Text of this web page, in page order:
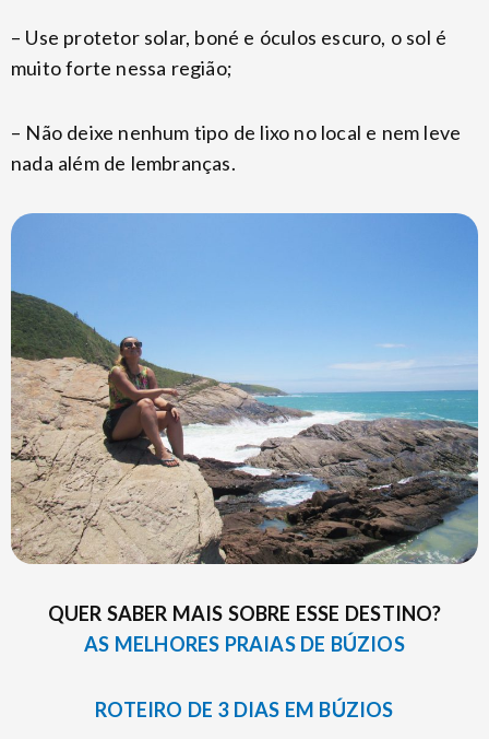
– Use protetor solar, boné e óculos escuro, o sol é
muito forte nessa região;
– Não deixe nenhum tipo de lixo no local e nem leve
nada além de lembranças.
QUER SABER MAIS SOBRE ESSE DESTINO?
AS MELHORES PRAIAS DE BÚZIOS
ROTEIRO DE 3 DIAS EM BÚZIOS